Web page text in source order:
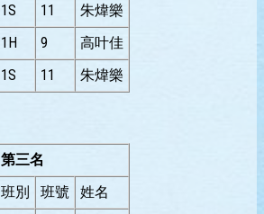
1S
11
朱煒樂
1H
9
高叶佳
1S
11 朱煒樂
第三名
班別
班號
姓名